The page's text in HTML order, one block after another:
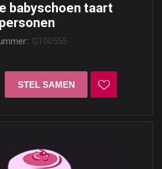
babyschoen taart
GT00555